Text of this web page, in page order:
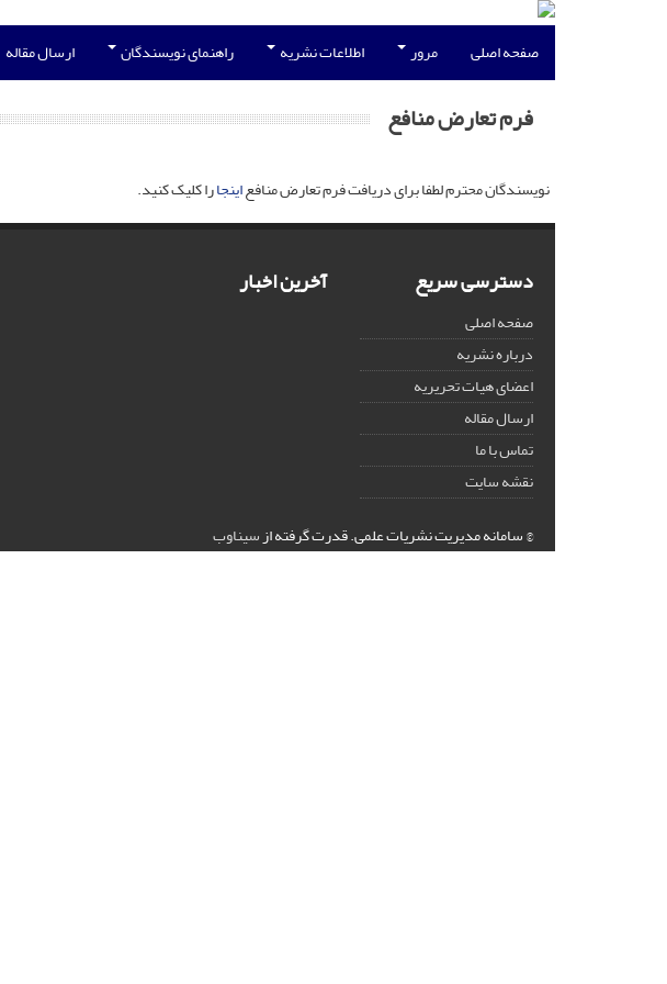
صفحه اصلی مرور اطلاعات نشریه راهنمای نویسندگان ارسال مقاله
فرم تعارض منافع
نویسندگان محترم لطفا برای دریافت فرم تعارض منافعاینجارا کلیک کنید.
دسترسی سریع
صفحه اصلی
درباره نشریه
اعضای هیات تحریریه
ارسال مقاله
تماس با ما
نقشه سایت
آخرین اخبار
© سامانه مدیریت نشریات علمی.قدرت گرفته ازسیناوب